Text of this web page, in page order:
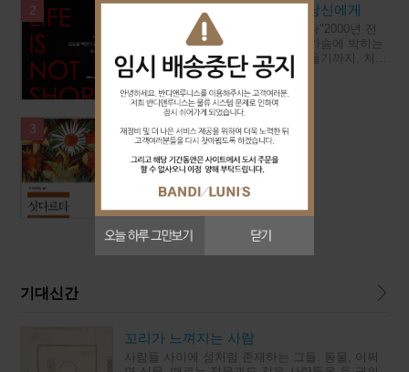
2 세네카, 오늘을 빼앗기고 있는 당신에게
"오늘 하루, 당신의 시간은 0분이었다"2000년 전
철학자가 던진 질문이 지금 당신의 가슴에 박히는
이유새벽에 눈을 떠서 밤에 다시 잠들기까지, 처리
해야 할 일들과 답해야 할 부탁들과 견뎌야 할 자
리들로 하루가 가
루키우스 안나이우스 세네카
3 싯다르타 - 세계문학전집 58
기대신간
꼬리가 느껴지는 사람
사람들 사이에 섬처럼 존재하는 그들. 동물, 어쩌